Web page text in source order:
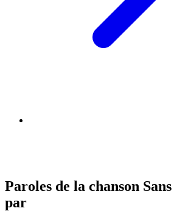
Paroles de la chanson
par